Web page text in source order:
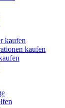
kaufen
kaufen